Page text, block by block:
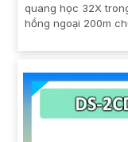
quang học 32X
hồng ngoại 200m